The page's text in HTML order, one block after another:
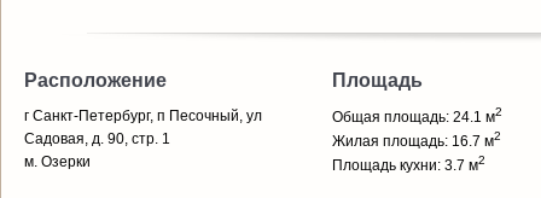
Расположение
г Санкт-Петербург, п Песочный, ул
Садовая, д. 90, стр. 1
м. Озерки
Площадь
Общая площадь: 24.1 м2
Жилая площадь: 16.7 м2
Площадь кухни: 3.7 м2